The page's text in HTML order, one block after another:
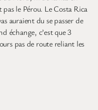
le Pérou. Le Costa Rica
auraient du se passer de
échange, c’est que 3
pas de route reliant les